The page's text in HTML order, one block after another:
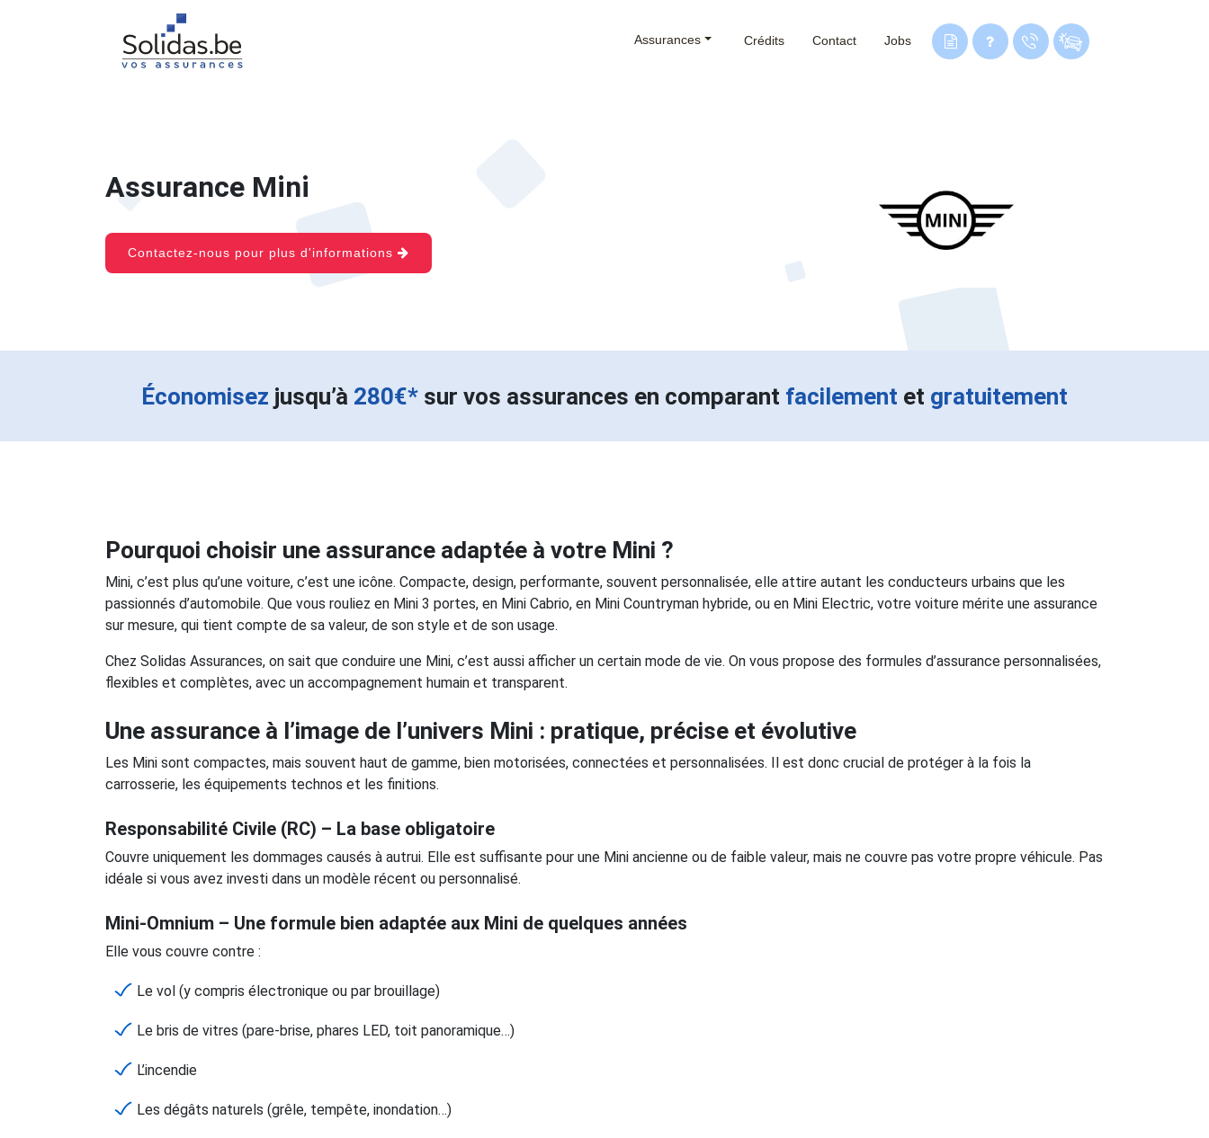
Assurances Crédits Contact Jobs
Assurance Mini
Contactez-nous pour plus d'informations
Économisez jusqu’à 280€* sur vos assurances en comparant facilement et gratuitement
Pourquoi choisir une assurance adaptée à votre Mini ?
Mini, c’est plus qu’une voiture, c’est une icône. Compacte, design, performante, souvent personnalisée, elle attire autant les conducteurs urbains que les
passionnés d’automobile. Que vous rouliez en Mini 3 portes, en Mini Cabrio, en Mini Countryman hybride, ou en Mini Electric, votre voiture mérite une assurance
sur mesure, qui tient compte de sa valeur, de son style et de son usage.
Chez Solidas Assurances, on sait que conduire une Mini, c’est aussi afficher un certain mode de vie. On vous propose des formules d’assurance personnalisées,
flexibles et complètes, avec un accompagnement humain et transparent.
Une assurance à l’image de l’univers Mini : pratique, précise et évolutive
Les Mini sont compactes, mais souvent haut de gamme, bien motorisées, connectées et personnalisées. Il est donc crucial de protéger à la fois la
carrosserie, les équipements technos et les finitions.
Responsabilité Civile (RC) – La base obligatoire
Couvre uniquement les dommages causés à autrui. Elle est suffisante pour une Mini ancienne ou de faible valeur, mais ne couvre pas votre propre véhicule. Pas
idéale si vous avez investi dans un modèle récent ou personnalisé.
Mini-Omnium – Une formule bien adaptée aux Mini de quelques années
Elle vous couvre contre :
Le vol (y compris électronique ou par brouillage)
Le bris de vitres (pare-brise, phares LED, toit panoramique…)
L’incendie
Les dégâts naturels (grêle, tempête, inondation…)